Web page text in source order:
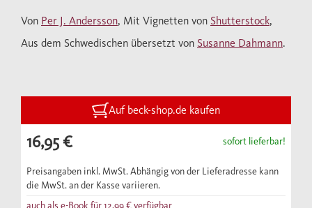
Indien ist ein Ansturm auf alle Sinne.
Holzfeuern und Currypfannen. Das Klingeln
von hinduistischen Tempelglöckchen und die
Laute muslimischer Gebetsrufer. Doch Indien
ist auch ein Land, das sich in nur wenigen
Jahrzehnten in eine der am schnellsten
Von Per J. Andersson, Mit Vignetten von Shutterstock,
Aus dem Schwedischen übersetzt von Susanne Dahmann.
Auf beck-shop.de kaufen
16,95 € sofort lieferbar!
Preisangaben inkl. MwSt. Abhängig von der Lieferadresse kann
die MwSt. an der Kasse variieren.
auch als e-Book für12,99 €verfügbar